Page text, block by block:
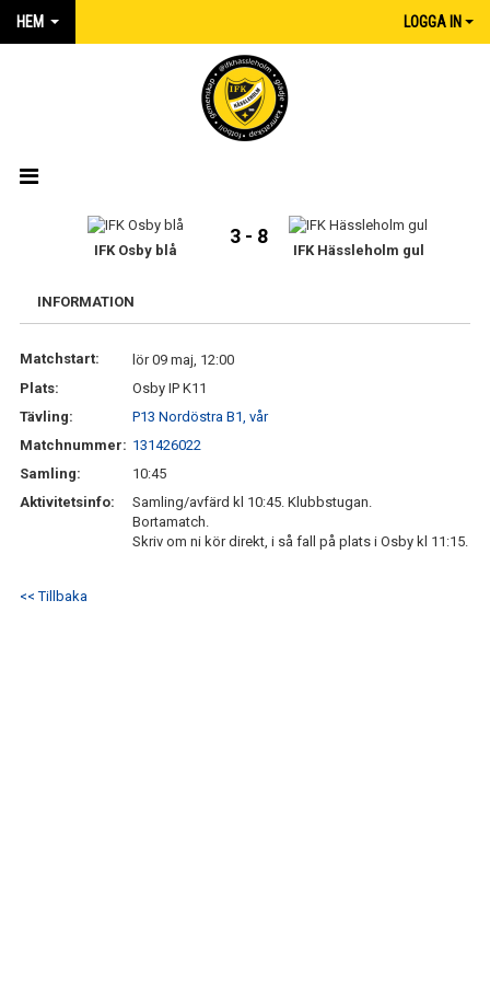
HEM LOGGA IN
KALENDER
IFK:AREN
KLUBBSHOP INTERSPORT
IFK GER TILLBAKA
IFK TIPSET 2026
IFK Osby blå
3 - 8
IFK Hässleholm gul
INFORMATION
Matchstart:
lör 09 maj, 12:00
Plats:
Osby IP K11
Tävling:
P13 Nordöstra B1, vår
Matchnummer: 131426022
Samling:
10:45
Aktivitetsinfo:
Samling/avfärd kl 10:45. Klubbstugan.
Bortamatch.
Skriv om ni kör direkt, i så fall på plats i Osby kl 11:15.
<< Tillbaka